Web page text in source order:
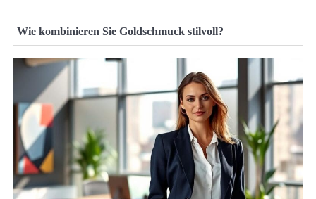
Wie kombinieren Sie Goldschmuck stilvoll?